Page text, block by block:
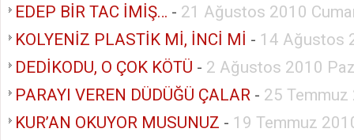
EDEP BİR TAC İMİŞ… - 21 Ağustos 2010
KOLYENİZ PLASTİK Mİ, İNCİ Mİ - 14 Ağustos
DEDİKODU, O ÇOK KÖTÜ - 2 Ağustos 2010
PARAYI VEREN DÜDÜĞÜ ÇALAR - 25
KUR’AN OKUYOR MUSUNUZ - 19 Temmuz